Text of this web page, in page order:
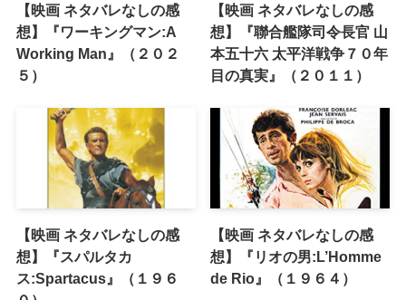
【映画 ネタバレなしの感
想】『ワーキングマン:A
Working Man』（２０２
５）
【映画 ネタバレなしの感
想】『聯合艦隊司令長官 山
本五十六 太平洋戦争７０年
目の真実』（２０１１）
【映画 ネタバレなしの感
想】『スパルタカ
ス:Spartacus』（１９６
【映画 ネタバレなしの感
想】『リオの男:L’Homme
de Rio』（１９６４）